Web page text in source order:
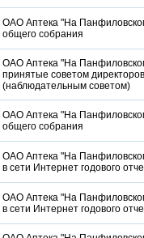
ОАО Аптека "На
общего собрания
ОАО Аптека "На
принятые советом директоров
(наблюдательным советом)
ОАО Аптека "На
общего собрания
ОАО Аптека "На
в сети Интернет годового
ОАО Аптека "На
в сети Интернет годового